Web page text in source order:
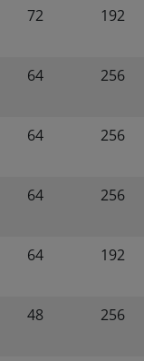
72 192
64 256
64 256
64 256
64 192
48 256